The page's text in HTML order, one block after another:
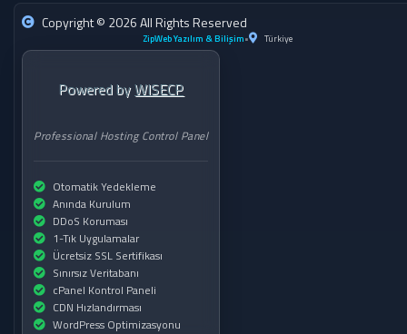
Copyright © 2026 All Rights Reserved
ZipWeb Yazılım & Bilişim• Türkiye
Powered byWISECP
Professional Hosting Control Panel
Otomatik Yedekleme
Anında Kurulum
DDoS Koruması
1-Tık Uygulamalar
Ücretsiz SSL Sertifikası
Sınırsız Veritabanı
cPanel Kontrol Paneli
CDN Hızlandırması
WordPress Optimizasyonu